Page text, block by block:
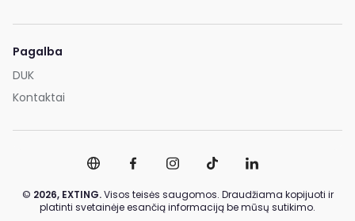
Pagalba
DUK
Kontaktai
© 2026, EXTING.Visos teisės saugomos. Draudžiama kopijuoti ir
platinti svetainėje esančią informaciją be mūsų sutikimo.